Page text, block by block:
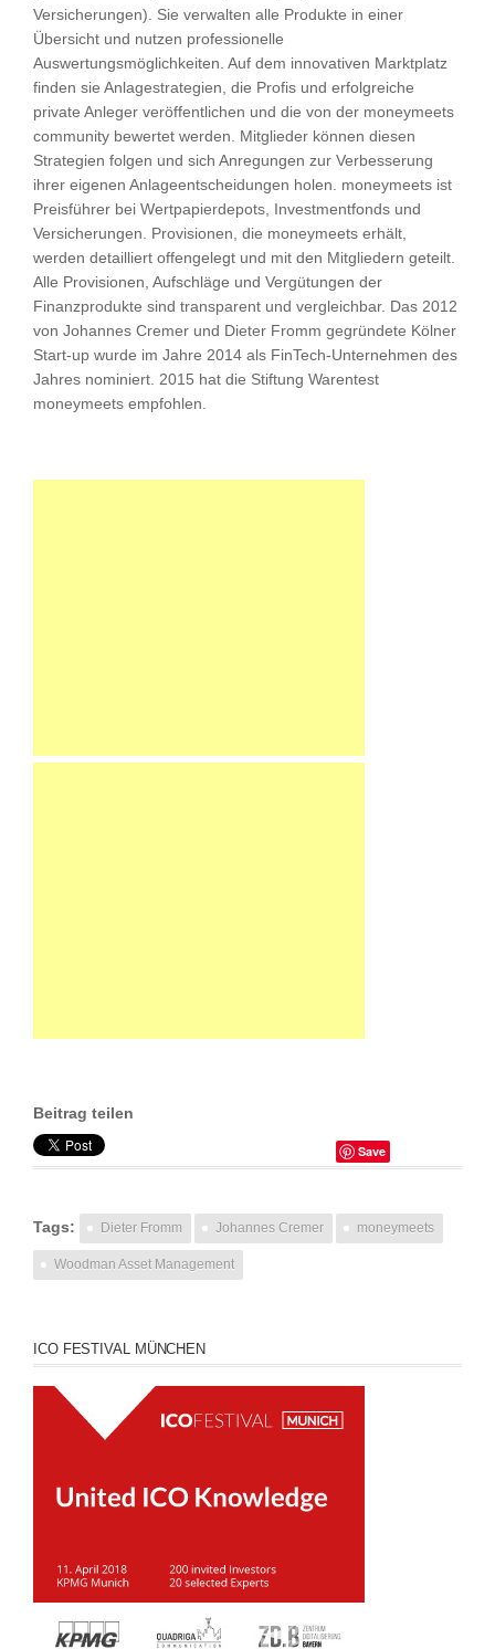
Versicherungen). Sie verwalten alle Produkte in einer
Übersicht und nutzen professionelle
Auswertungsmöglichkeiten. Auf dem innovativen Marktplatz
finden sie Anlagestrategien, die Profis und erfolgreiche
private Anleger veröffentlichen und die von der moneymeets
community bewertet werden. Mitglieder können diesen
Strategien folgen und sich Anregungen zur Verbesserung
ihrer eigenen Anlageentscheidungen holen. moneymeets ist
Preisführer bei Wertpapierdepots, Investmentfonds und
Versicherungen. Provisionen, die moneymeets erhält,
werden detailliert offengelegt und mit den Mitgliedern geteilt.
Alle Provisionen, Aufschläge und Vergütungen der
Finanzprodukte sind transparent und vergleichbar. Das 2012
von Johannes Cremer und Dieter Fromm gegründete Kölner
Start-up wurde im Jahre 2014 als FinTech-Unternehmen des
Jahres nominiert. 2015 hat die Stiftung Warentest
moneymeets empfohlen.
Beitrag teilen
Save
Tags: Dieter Fromm Johannes Cremer moneymeets
Woodman Asset Management
ICO FESTIVAL MÜNCHEN